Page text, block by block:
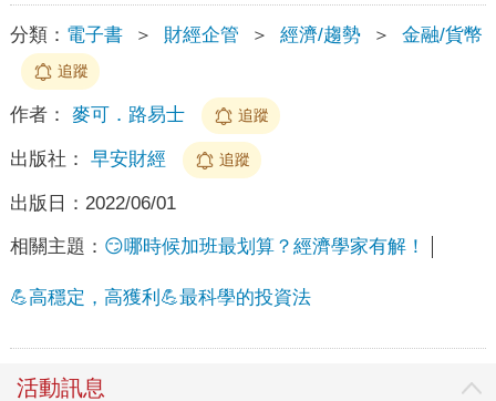
分類： 電子書 ＞ 財經企管 ＞ 經濟/趨勢 ＞ 金融/貨幣
追蹤
作者： 麥可．路易士 追蹤
出版社： 早安財經 追蹤
出版日： 2022/06/01
相關主題： 😏哪時候加班最划算？經濟學家有解！
💪高穩定，高獲利💪最科學的投資法
活動訊息